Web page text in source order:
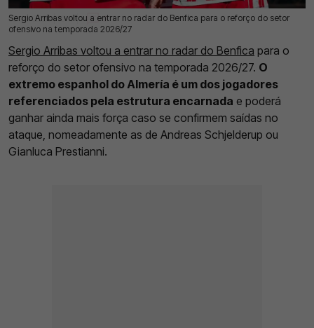
Sergio Arribas voltou a entrar no radar do Benfica para o reforço do setor
ofensivo na temporada 2026/27
03 Jul 2026 | 15:17 | 0
Sergio Arribas voltou a entrar no radar do Benfica para o
reforço do setor ofensivo na temporada 2026/27. O
extremo espanhol do Almería é um dos jogadores
referenciados pela estrutura encarnada e poderá
ganhar ainda mais força caso se confirmem saídas no
ataque, nomeadamente as de Andreas Schjelderup ou
Gianluca Prestianni.